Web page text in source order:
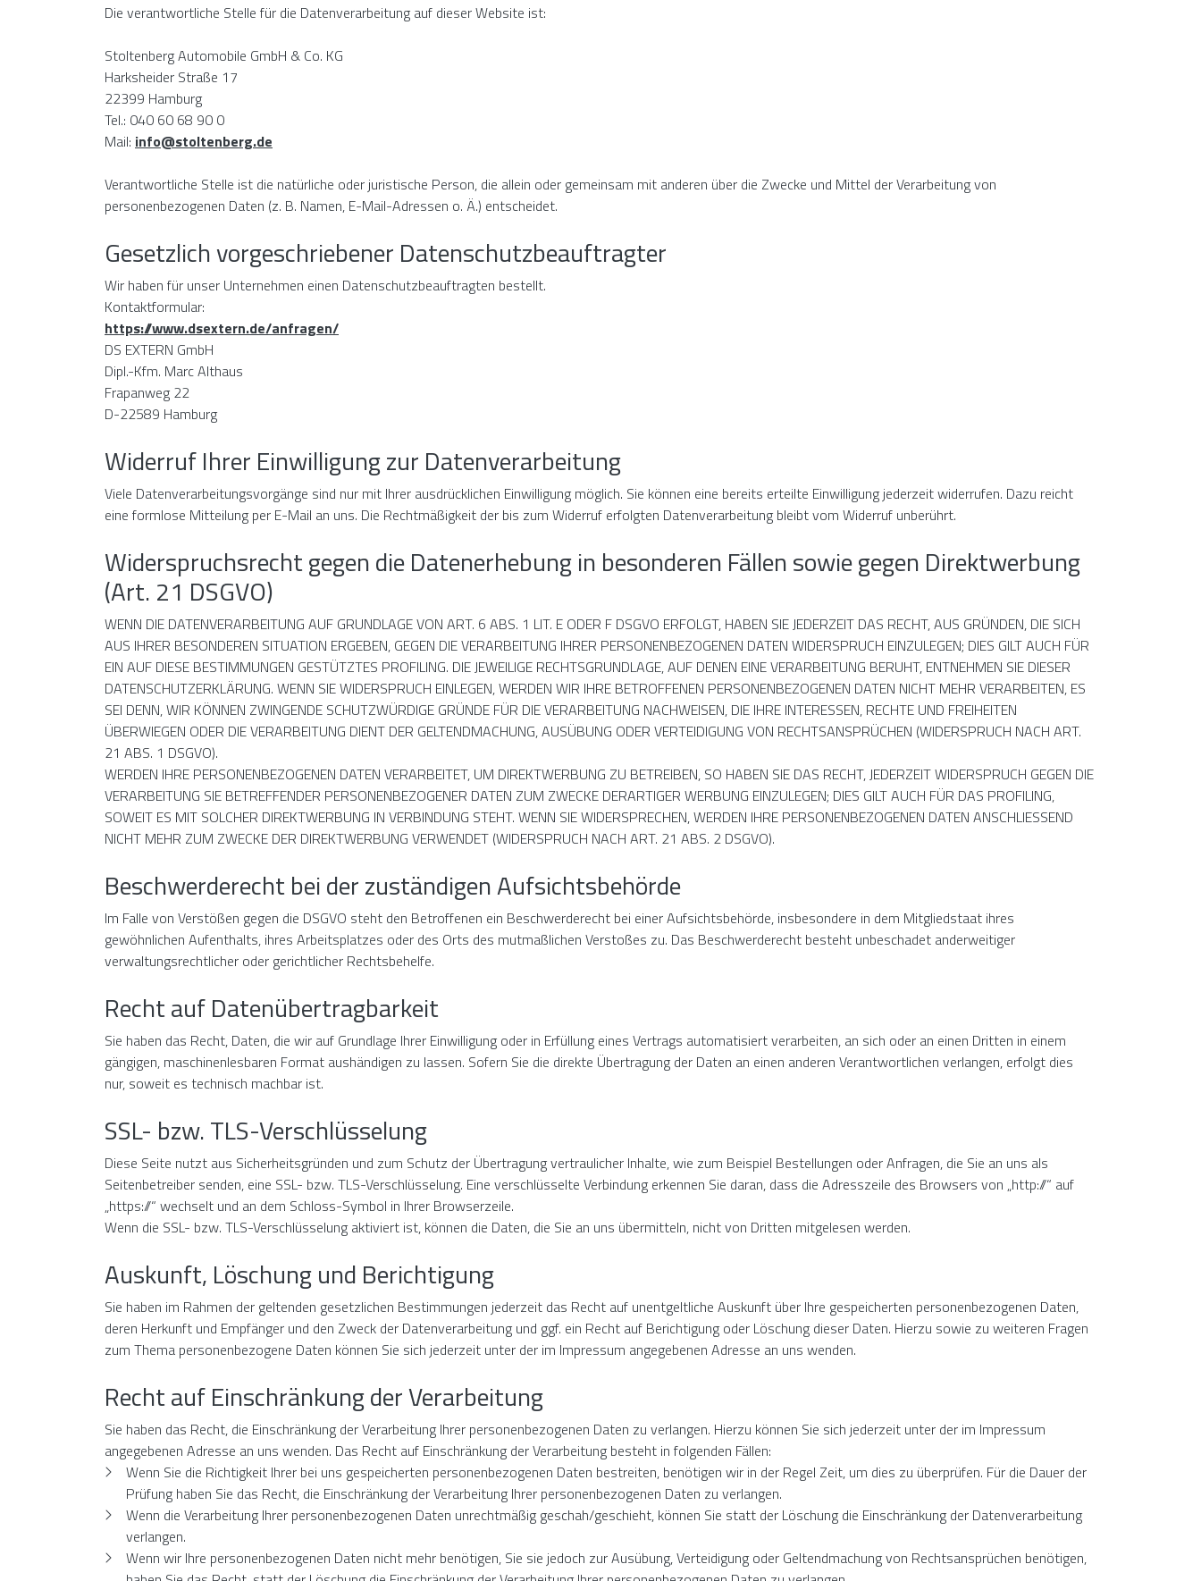
Die verantwortliche Stelle für die Datenverarbeitung auf dieser Website ist:
Stoltenberg Automobile GmbH & Co. KG
Harksheider Straße 17
22399 Hamburg
Tel.: 040 60 68 90 0
Mail: info@stoltenberg.de
Verantwortliche Stelle ist die natürliche oder juristische Person, die allein oder gemeinsam mit anderen über die Zwecke und Mittel der Verarbeitung von
personenbezogenen Daten (z. B. Namen, E-Mail-Adressen o. Ä.) entscheidet.
Gesetzlich vorgeschriebener Datenschutzbeauftragter
Wir haben für unser Unternehmen einen Datenschutzbeauftragten bestellt.
Kontaktformular:
https://www.dsextern.de/anfragen/
DS EXTERN GmbH
Dipl.-Kfm. Marc Althaus
Frapanweg 22
D-22589 Hamburg
Widerruf Ihrer Einwilligung zur Datenverarbeitung
Viele Datenverarbeitungsvorgänge sind nur mit Ihrer ausdrücklichen Einwilligung möglich. Sie können eine bereits erteilte Einwilligung jederzeit widerrufen. Dazu reicht
eine formlose Mitteilung per E-Mail an uns. Die Rechtmäßigkeit der bis zum Widerruf erfolgten Datenverarbeitung bleibt vom Widerruf unberührt.
Widerspruchsrecht gegen die Datenerhebung in besonderen Fällen sowie gegen Direktwerbung
(Art. 21 DSGVO)
WENN DIE DATENVERARBEITUNG AUF GRUNDLAGE VON ART. 6 ABS. 1 LIT. E ODER F DSGVO ERFOLGT, HABEN SIE JEDERZEIT DAS RECHT, AUS GRÜNDEN, DIE SICH
AUS IHRER BESONDEREN SITUATION ERGEBEN, GEGEN DIE VERARBEITUNG IHRER PERSONENBEZOGENEN DATEN WIDERSPRUCH EINZULEGEN; DIES GILT AUCH FÜR
EIN AUF DIESE BESTIMMUNGEN GESTÜTZTES PROFILING. DIE JEWEILIGE RECHTSGRUNDLAGE, AUF DENEN EINE VERARBEITUNG BERUHT, ENTNEHMEN SIE DIESER
DATENSCHUTZERKLÄRUNG. WENN SIE WIDERSPRUCH EINLEGEN, WERDEN WIR IHRE BETROFFENEN PERSONENBEZOGENEN DATEN NICHT MEHR VERARBEITEN, ES
SEI DENN, WIR KÖNNEN ZWINGENDE SCHUTZWÜRDIGE GRÜNDE FÜR DIE VERARBEITUNG NACHWEISEN, DIE IHRE INTERESSEN, RECHTE UND FREIHEITEN
ÜBERWIEGEN ODER DIE VERARBEITUNG DIENT DER GELTENDMACHUNG, AUSÜBUNG ODER VERTEIDIGUNG VON RECHTSANSPRÜCHEN (WIDERSPRUCH NACH ART.
21 ABS. 1 DSGVO).
WERDEN IHRE PERSONENBEZOGENEN DATEN VERARBEITET, UM DIREKTWERBUNG ZU BETREIBEN, SO HABEN SIE DAS RECHT, JEDERZEIT WIDERSPRUCH GEGEN DIE
VERARBEITUNG SIE BETREFFENDER PERSONENBEZOGENER DATEN ZUM ZWECKE DERARTIGER WERBUNG EINZULEGEN; DIES GILT AUCH FÜR DAS PROFILING,
SOWEIT ES MIT SOLCHER DIREKTWERBUNG IN VERBINDUNG STEHT. WENN SIE WIDERSPRECHEN, WERDEN IHRE PERSONENBEZOGENEN DATEN ANSCHLIESSEND
NICHT MEHR ZUM ZWECKE DER DIREKTWERBUNG VERWENDET (WIDERSPRUCH NACH ART. 21 ABS. 2 DSGVO).
Beschwerderecht bei der zuständigen Aufsichtsbehörde
Im Falle von Verstößen gegen die DSGVO steht den Betroffenen ein Beschwerderecht bei einer Aufsichtsbehörde, insbesondere in dem Mitgliedstaat ihres
gewöhnlichen Aufenthalts, ihres Arbeitsplatzes oder des Orts des mutmaßlichen Verstoßes zu. Das Beschwerderecht besteht unbeschadet anderweitiger
verwaltungsrechtlicher oder gerichtlicher Rechtsbehelfe.
Recht auf Datenübertragbarkeit
Sie haben das Recht, Daten, die wir auf Grundlage Ihrer Einwilligung oder in Erfüllung eines Vertrags automatisiert verarbeiten, an sich oder an einen Dritten in einem
gängigen, maschinenlesbaren Format aushändigen zu lassen. Sofern Sie die direkte Übertragung der Daten an einen anderen Verantwortlichen verlangen, erfolgt dies
nur, soweit es technisch machbar ist.
SSL- bzw. TLS-Verschlüsselung
Diese Seite nutzt aus Sicherheitsgründen und zum Schutz der Übertragung vertraulicher Inhalte, wie zum Beispiel Bestellungen oder Anfragen, die Sie an uns als
Seitenbetreiber senden, eine SSL- bzw. TLS-Verschlüsselung. Eine verschlüsselte Verbindung erkennen Sie daran, dass die Adresszeile des Browsers von „http://“ auf
„https://“ wechselt und an dem Schloss-Symbol in Ihrer Browserzeile.
Wenn die SSL- bzw. TLS-Verschlüsselung aktiviert ist, können die Daten, die Sie an uns übermitteln, nicht von Dritten mitgelesen werden.
Auskunft, Löschung und Berichtigung
Sie haben im Rahmen der geltenden gesetzlichen Bestimmungen jederzeit das Recht auf unentgeltliche Auskunft über Ihre gespeicherten personenbezogenen Daten,
deren Herkunft und Empfänger und den Zweck der Datenverarbeitung und ggf. ein Recht auf Berichtigung oder Löschung dieser Daten. Hierzu sowie zu weiteren Fragen
zum Thema personenbezogene Daten können Sie sich jederzeit unter der im Impressum angegebenen Adresse an uns wenden.
Recht auf Einschränkung der Verarbeitung
Sie haben das Recht, die Einschränkung der Verarbeitung Ihrer personenbezogenen Daten zu verlangen. Hierzu können Sie sich jederzeit unter der im Impressum
angegebenen Adresse an uns wenden. Das Recht auf Einschränkung der Verarbeitung besteht in folgenden Fällen:
Wenn Sie die Richtigkeit Ihrer bei uns gespeicherten personenbezogenen Daten bestreiten, benötigen wir in der Regel Zeit, um dies zu überprüfen. Für die Dauer der
Prüfung haben Sie das Recht, die Einschränkung der Verarbeitung Ihrer personenbezogenen Daten zu verlangen.
Wenn die Verarbeitung Ihrer personenbezogenen Daten unrechtmäßig geschah/geschieht, können Sie statt der Löschung die Einschränkung der Datenverarbeitung
verlangen.
Wenn wir Ihre personenbezogenen Daten nicht mehr benötigen, Sie sie jedoch zur Ausübung, Verteidigung oder Geltendmachung von Rechtsansprüchen benötigen,